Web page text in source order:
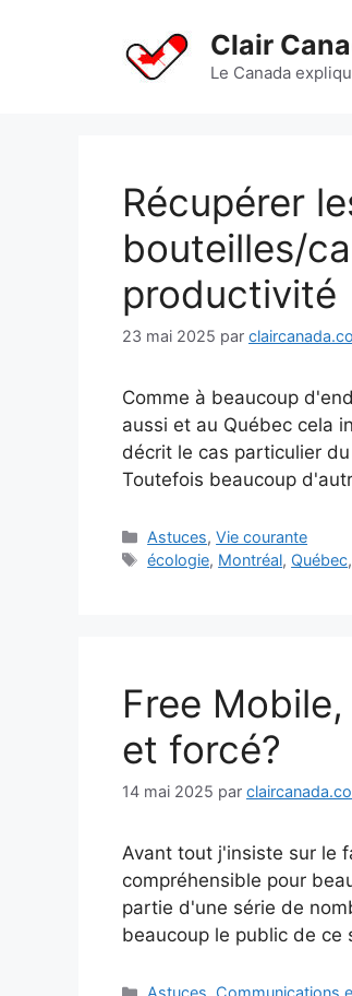
Clair
Le Canada
Récupérer
bouteilles/
productivité
23 mai 2025 par
Comme à beaucoup
aussi et au Québec cela
décrit le cas particulier
Toutefois beaucoup
Catégories
Astuces,Vie courante
Étiquettes
écologie, Montréal, Québec,
Free
et forcé?
14 mai 2025 par
Avant tout j'insiste sur le
compréhensible pour
partie d'une série de
beaucoup le public de ce
Catégories